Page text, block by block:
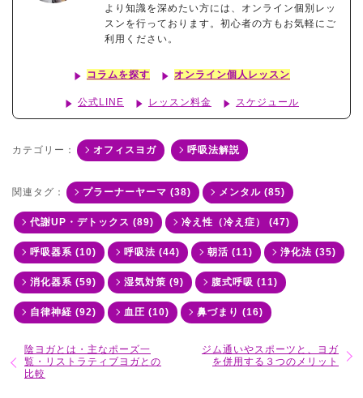
より知識を深めたい方には、オンライン個別レッ
スンを行っております。初心者の方もお気軽にご
利用ください。
コラムを探す オンライン個人レッスン
公式LINE レッスン料金 スケジュール
カテゴリー： オフィスヨガ 呼吸法解説
関連タグ： プラーナーヤーマ (38) メンタル (85)
代謝UP・デトックス (89) 冷え性（冷え症） (47)
呼吸器系 (10) 呼吸法 (44) 朝活 (11) 浄化法 (35)
消化器系 (59) 湿気対策 (9) 腹式呼吸 (11)
自律神経 (92) 血圧 (10) 鼻づまり (16)
陰ヨガとは・主なポーズ一
覧・リストラティブヨガとの
比較
ジム通いやスポーツと、ヨガ
を併用する３つのメリット